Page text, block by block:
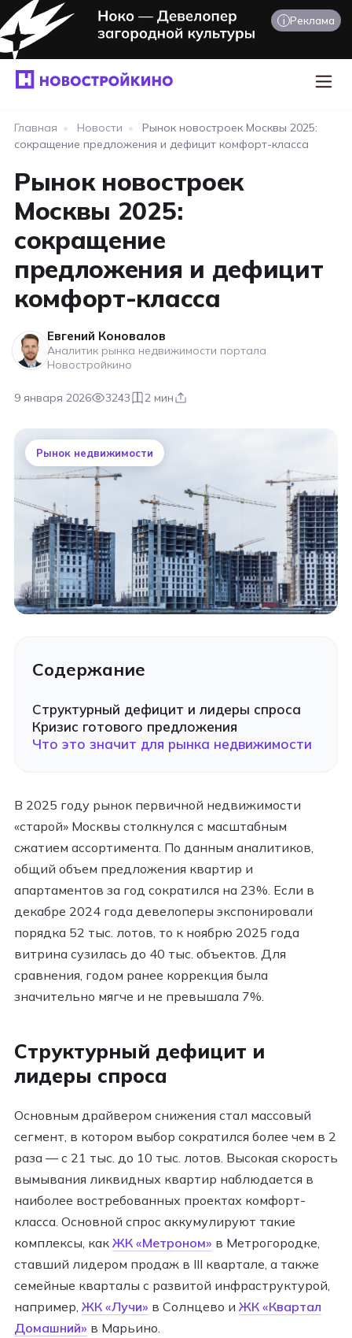
i Реклама
Главная • Новости •
Рынок новостроек Москвы 2025:
сокращение предложения и дефицит комфорт-класса
Рынок новостроек
Москвы 2025:
сокращение
предложения и дефицит
комфорт-класса
Евгений Коновалов
Аналитик рынка недвижимости портала
Новостройкино
9 января 2026 3243 2 мин
Рынок недвижимости
Содержание
Структурный дефицит и лидеры спроса
Кризис готового предложения
Что это значит для рынка недвижимости
В 2025 году рынок первичной недвижимости
«старой» Москвы столкнулся с масштабным
сжатием ассортимента. По данным аналитиков,
общий объем предложения квартир и
апартаментов за год сократился на 23%. Если в
декабре 2024 года девелоперы экспонировали
порядка 52 тыс. лотов, то к ноябрю 2025 года
витрина сузилась до 40 тыс. объектов. Для
сравнения, годом ранее коррекция была
значительно мягче и не превышала 7%.​
Структурный дефицит и
лидеры спроса
Основным драйвером снижения стал массовый
сегмент, в котором выбор сократился более чем в 2
раза — с 21 тыс. до 10 тыс. лотов. Высокая скорость
вымывания ликвидных квартир наблюдается в
наиболее востребованных проектах комфорт-
класса. Основной спрос аккумулируют такие
комплексы, как ЖК «Метроном» в Метрогородке,
ставший лидером продаж в III квартале, а также
семейные кварталы с развитой инфраструктурой,
например, ЖК «Лучи» в Солнцево и ЖК «Квартал
Домашний» в Марьино.​